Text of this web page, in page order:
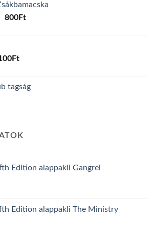
150Ft.
Original
800FtCurrent
FtCurrent
100Ft.
tagság
Edition alappakli Gangrel
Edition alappakli The Ministry